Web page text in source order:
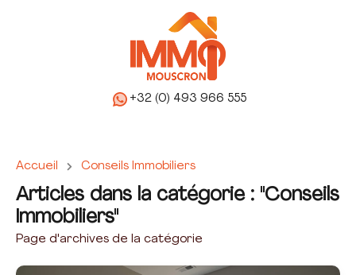
+32 (0) 493 966 555
Accueil Conseils Immobiliers
Articles dans la catégorie : "Conseils
Immobiliers"
Page d'archives de la catégorie